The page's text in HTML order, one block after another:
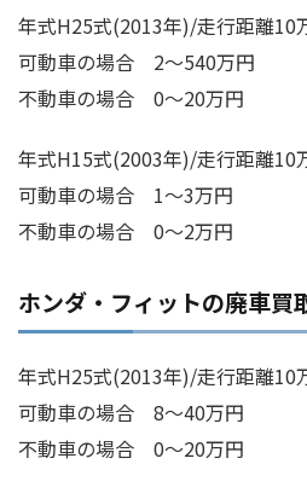
年式H25式(2013年)/走行距離10
可動車の場合 2～540万円
不動車の場合 0～20万円
年式H15式(2003年)/走行距離10
可動車の場合 1～3万円
不動車の場合 0～2万円
ホンダ・フィットの廃車買
年式H25式(2013年)/走行距離10
可動車の場合 8～40万円
不動車の場合 0～20万円